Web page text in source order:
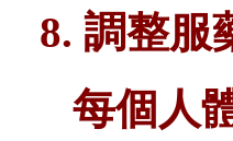
8. 調整服
每個人